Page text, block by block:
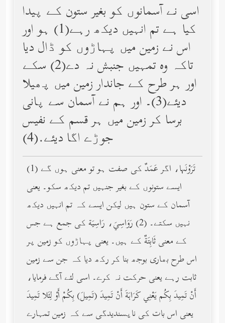
اسی نے آسمانوں کو بغیر ستون کے پیدا
کیا ہے تم انہیں دیکھ رہے(1) ہو اور
اس نے زمین میں پہاڑوں کو ڈال دیا
تاکہ وه تمہیں جنبش نہ دے(2) سکے
اور ہر طرح کے جاندار زمین میں پھیلا
دیئے(3)۔ اور ہم نے آسمان سے پانی
برسا کر زمین میں ہر قسم کے نفیس
جوڑے اگا دیئے.(4)
(1) تَرَوْنَها، اگر عَمَدٌ کی صفت ہو تو معنی ہوں گے
ایسے ستونوں کے بغیر جنہیں تم دیکھ سکو۔ یعنی
آسمان کے ستون ہیں لیکن ایسے کہ تم انہیں دیکھ
نہیں سکتے۔ (2) رَوَاسِيَ، رَاسِيَة کی جمع ہے جس
کے معنی ثَابِتَةٌ کے ہیں۔ یعنی پہاڑوں کو زمین پر
اس طرح بھاری بوجھ بنا کر رکھ دیا کہ جن سے زمین
ثابت رہے یعنی حرکت نہ کرے۔ اسی لئے آگے فرمایا،
أَنْ تَمِيدَ بِكُم يَعْنِي كَرَاهَةَ أَنْ تَمِيدَ (تَمِيلَ) بِكُمْ أَوْ لِئَلا تَمِيدَ
یعنی اس بات کی ناپسندیدگی سے کہ زمین تمہارے